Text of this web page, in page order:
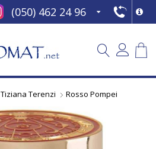
(050) 462 24 96
Tiziana Terenzi Rosso Pompei